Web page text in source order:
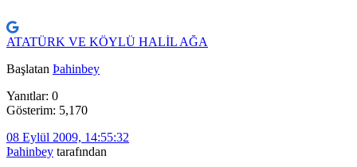
ATATÜRK VE KÖYLÜ HALİL AĞA
Başlatan Þahinbey
Yanıtlar: 0
Gösterim: 5,170
08 Eylül 2009, 14:55:32
Þahinbey tarafından